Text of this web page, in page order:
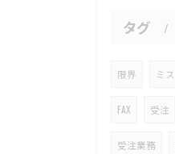
タグ
限界 ミス
FAX 受注
受注業務